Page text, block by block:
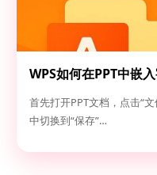
WPS如何在PPT中嵌
首先打开PPT文档，点击“
中切换到“保存”…